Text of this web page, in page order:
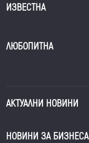
ИЗВЕСТНА
ЛЮБОПИТНА
АКТУАЛНИ НОВИНИ
НОВИНИ ЗА БИЗНЕСА